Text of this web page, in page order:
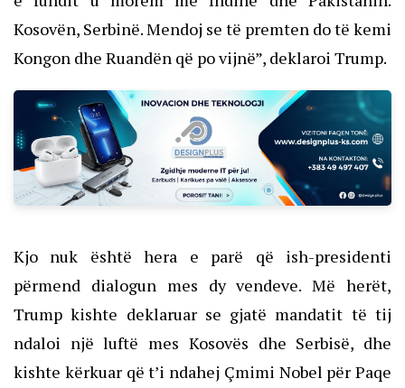
Kosovën, Serbinë. Mendoj se të premten do të kemi
Kongon dhe Ruandën që po vijnë”, deklaroi Trump.
Kjo nuk është hera e parë që ish-presidenti
përmend dialogun mes dy vendeve. Më herët,
Trump kishte deklaruar se gjatë mandatit të tij
ndaloi një luftë mes Kosovës dhe Serbisë, dhe
kishte kërkuar që t’i ndahej Çmimi Nobel për Paqe